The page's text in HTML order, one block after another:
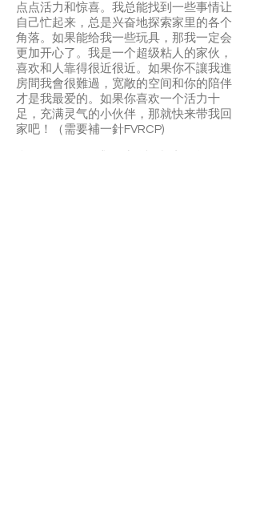
点点活力和惊喜。我总能找到一些事情让
自己忙起来，总是兴奋地探索家里的各个
角落。如果能给我一些玩具，那我一定会
更加开心了。我是一个超级粘人的家伙，
喜欢和人靠得很近很近。如果你不讓我進
房間我會很難過，宽敞的空间和你的陪伴
才是我最爱的。如果你喜欢一个活力十
足，充满灵气的小伙伴，那就快来带我回
家吧！（需要補一針FVRCP)